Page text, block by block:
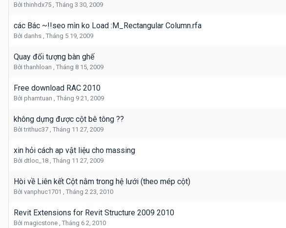
Bởithinhdx75 , Tháng 3 30, 2009
các Bác ~!!seo mìn ko Load :M_Rectangular Column.rfa
Bởi danhs , Tháng 5 19, 2009
Quay đối tượng bàn ghế
Bởithanhloan , Tháng 8 15, 2009
Free download RAC 2010
Bởi phamtuan , Tháng 9 21, 2009
không dựng được cột bê tông ??
Bởitrithuc37 , Tháng 11 27, 2009
xin hỏi cách ap vật liệu cho massing
Bởi dtloc_18 , Tháng 11 27, 2009
Hòi về Liên kết Cột nằm trong hệ lưới (theo mép cột)
Bởi vanphuc1701 , Tháng 2 23, 2010
Revit Extensions for Revit Structure 2009 2010
Bởi magicstone , Tháng 6 2, 2010